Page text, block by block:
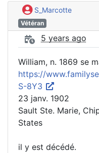
S_Marcotte
Vétéran
5 years ago
William, n. 1869 se
https://
S-8Y3
23 janv. 1902
Sault Ste. Marie,
States
il y est décédé.